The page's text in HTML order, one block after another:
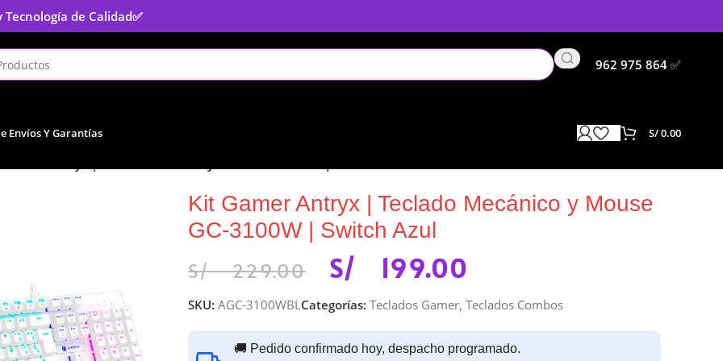
Tecnología de Calidad✅
962 975 864 ✅
Envíos Y Garantías S/0.00
Kit Gamer Antryx | Teclado Mecánico y Mouse
GC-3100W | Switch Azul
S/229.00 S/ 199.00
SKU: AGC-3100WBL Categorías: Teclados Gamer, Teclados Combos
🚚 Pedido confirmado hoy, despacho programado.